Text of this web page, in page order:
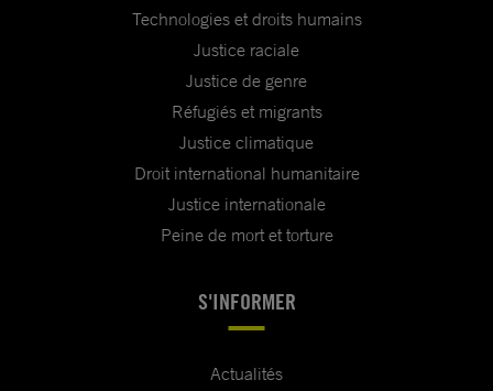
Technologies et droits humains
Justice raciale
Justice de genre
Réfugiés et migrants
Justice climatique
Droit international humanitaire
Justice internationale
Peine de mort et torture
S'INFORMER
Actualités